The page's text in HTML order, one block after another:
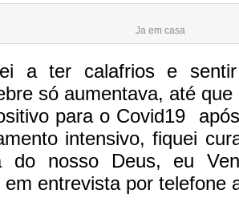
Ja em casa
a ter calafrios e
só aumentava, até
para o Covid19
intensivo, fiquei
do nosso Deus, eu
em entrevista por telefone